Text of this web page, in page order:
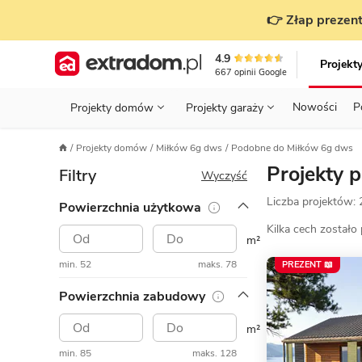
👉 Złap
4.9
667 opinii Google
Projekty domów Projekty garaży Nowości
Projekty domów Projekty garaży
Parterowe Piętrowe do 70 m²
KONDYGNACJE
GARAŻ
STYL
ZABUDOWA
STANOWISKA
TYP
DACH
Zobacz wszystkie kategorie
PRZED BUDOWĄ - ETAP 1
Działka
WYBIERAM PROJEKT - ETAP 2
BUDUJĘ DOM - ETAP 3
URZĄDZAM DOM - ETAP 4
PRZEPISY I FORMALNOŚCI
FINANSE I KOSZTY
Projekty domów Miłków 6g dws Podobne do Miłków 6g dws
Filtry Wyczyść
Powierzchnia użytkowa
min. 52 maks. 78
m²
Powierzchnia zabudowy
min. 85 maks. 128
m²
Projekty
Liczba projektów:
Kilka cech
PREZENT 📖